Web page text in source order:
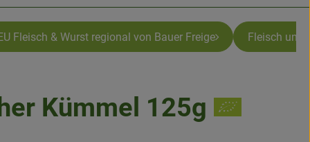
Fleisch & Wurst regional von Bauer Freige Fleisch und
Kümmel 125g